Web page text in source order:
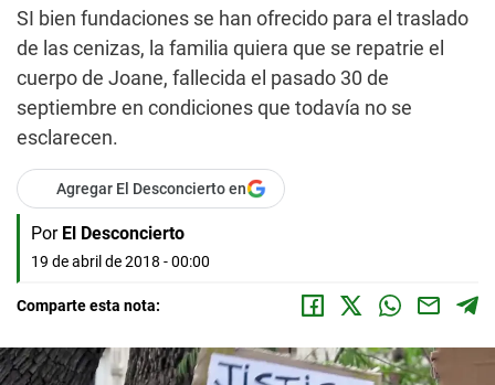
SI bien fundaciones se han ofrecido para el traslado
de las cenizas, la familia quiera que se repatrie el
cuerpo de Joane, fallecida el pasado 30 de
septiembre en condiciones que todavía no se
esclarecen.
Agregar El Desconcierto en
Por El Desconcierto
19 de abril de 2018 - 00:00
Comparte esta nota: